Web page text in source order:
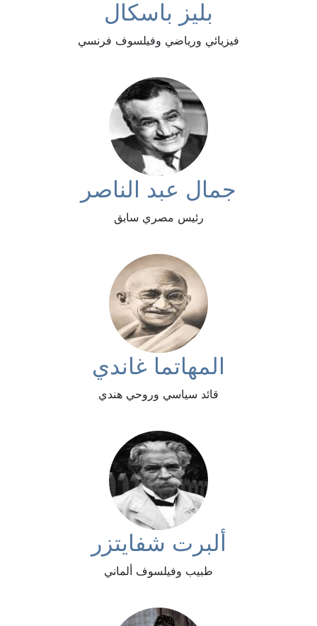
بليز باسكال
فيزيائي ورياضي وفيلسوف فرنسي
جمال عبد الناصر
رئيس مصري سابق
المهاتما غاندي
قائد سياسي وروحي هندي
ألبرت شفايتزر
طبيب وفيلسوف ألماني